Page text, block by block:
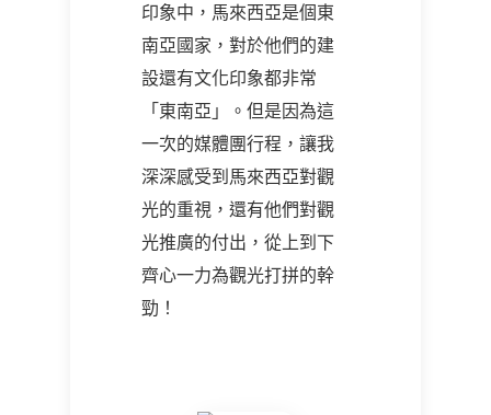
印象中，馬來西亞是個東
南亞國家，對於他們的建
設還有文化印象都非常
「東南亞」。但是因為這
一次的媒體團行程，讓我
深深感受到馬來西亞對觀
光的重視，還有他們對觀
光推廣的付出，從上到下
齊心一力為觀光打拼的幹
勁！